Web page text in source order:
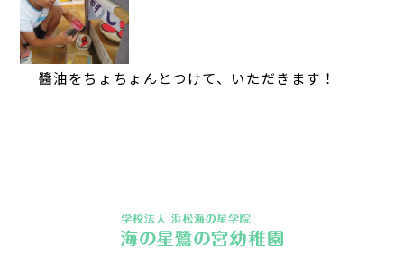
醬油をちょちょんとつけて、いただきます！